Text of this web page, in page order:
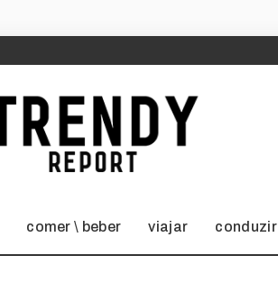
comer \ beber viajar conduzir